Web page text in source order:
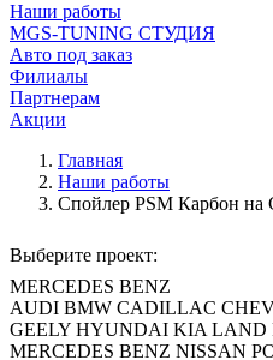
Наши работы
MGS-TUNING СТУДИЯ
Авто под заказ
Филиалы
Партнерам
Акции
Главная
Наши работы
Спойлер PSM Карбон на
Выберите проект:
MERCEDES BENZ
AUDI BMW CADILLAC
GEELY HYUNDAI KIA LAND
MERCEDES BENZ NISSAN